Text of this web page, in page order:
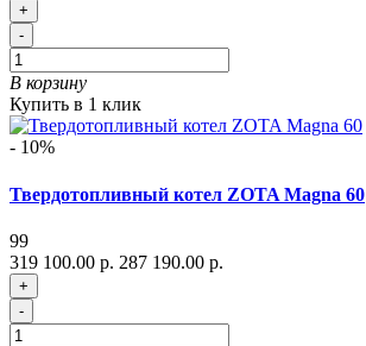
+
-
В корзину
Купить в 1 клик
- 10%
Твердотопливный котел ZOTA Magna 60
99
319 100.00 р. 287 190.00 р.
+
-